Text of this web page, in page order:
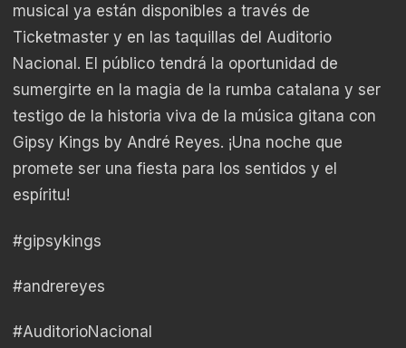
musical ya están disponibles a través de
Ticketmaster y en las taquillas del Auditorio
Nacional. El público tendrá la oportunidad de
sumergirte en la magia de la rumba catalana y ser
testigo de la historia viva de la música gitana con
Gipsy Kings by André Reyes. ¡Una noche que
promete ser una fiesta para los sentidos y el
espíritu!
#gipsykings
#andrereyes
#AuditorioNacional